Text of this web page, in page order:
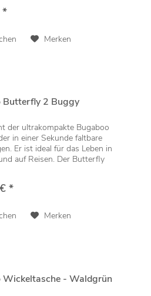
*
Merken
Butterfly 2 Buggy
der ultrakompakte Bugaboo
in einer Sekunde faltbare
Er ist ideal für das Leben in
auf Reisen. Der Butterfly
*
Merken
Wickeltasche - Waldgrün